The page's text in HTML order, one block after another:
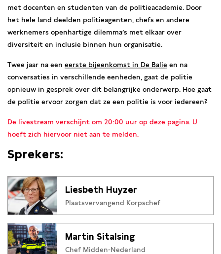
met docenten en studenten van de politieacademie. Door
het hele land deelden politieagenten, chefs en andere
werknemers openhartige dilemma’s met elkaar over
diversiteit en inclusie binnen hun organisatie.
Twee jaar na een eerste bijeenkomst in De Balie en na
conversaties in verschillende eenheden, gaat de politie
opnieuw in gesprek over dit belangrijke onderwerp. Hoe gaat
de politie ervoor zorgen dat ze een politie is voor iedereen?
De livestream verschijnt om 20:00 uur op deze pagina. U
hoeft zich hiervoor niet aan te melden.
Sprekers:
Liesbeth Huyzer
Plaatsvervangend Korpschef
Martin Sitalsing
Chef Midden-Nederland